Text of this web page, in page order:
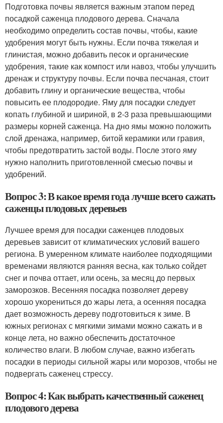
Подготовка почвы является важным этапом перед
посадкой саженца плодового дерева. Сначала
необходимо определить состав почвы, чтобы, какие
удобрения могут быть нужны. Если почва тяжелая и
глинистая, можно добавить песок и органические
удобрения, такие как компост или навоз, чтобы улучшить
дренаж и структуру почвы. Если почва песчаная, стоит
добавить глину и органические вещества, чтобы
повысить ее плодородие. Яму для посадки следует
копать глубиной и шириной, в 2-3 раза превышающими
размеры корней саженца. На дно ямы можно положить
слой дренажа, например, битой керамики или гравия,
чтобы предотвратить застой воды. После этого яму
нужно наполнить приготовленной смесью почвы и
удобрений.
Вопрос 3: В какое время года лучше всего сажать
саженцы плодовых деревьев
Лучшее время для посадки саженцев плодовых
деревьев зависит от климатических условий вашего
региона. В умеренном климате наиболее подходящими
временами являются ранняя весна, как только сойдет
снег и почва оттает, или осень, за месяц до первых
заморозков. Весенняя посадка позволяет дереву
хорошо укорениться до жары лета, а осенняя посадка
дает возможность дереву подготовиться к зиме. В
южных регионах с мягкими зимами можно сажать и в
конце лета, но важно обеспечить достаточное
количество влаги. В любом случае, важно избегать
посадки в периоды сильной жары или морозов, чтобы не
подвергать саженец стрессу.
Вопрос 4: Как выбрать качественный саженец
плодового дерева